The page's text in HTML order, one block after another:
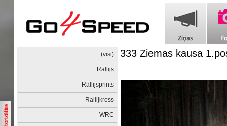
(visi)
Rallijs
Rallijsprints
Rallijkross
WRC
333 Ziemas kausa